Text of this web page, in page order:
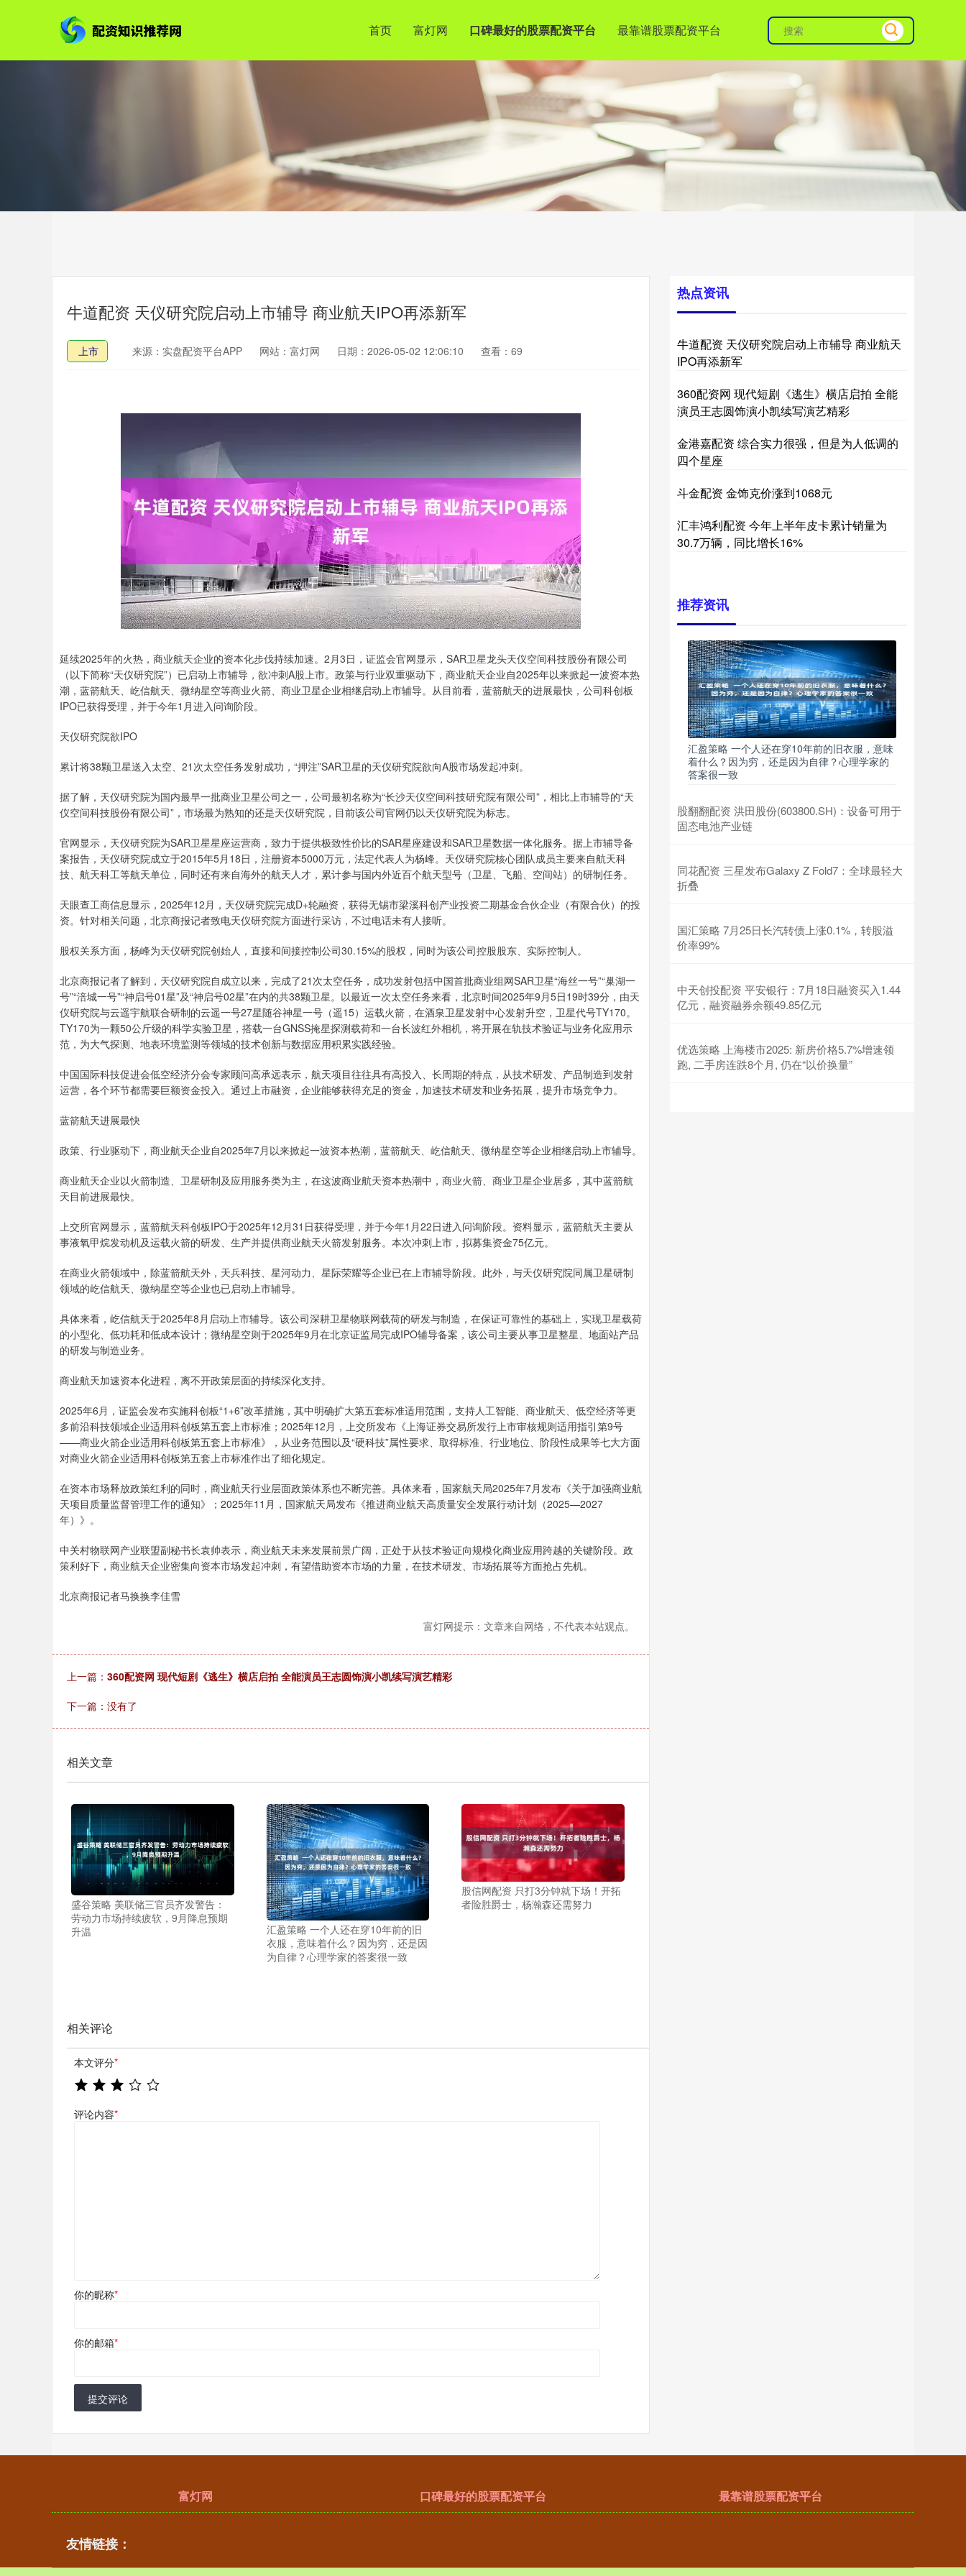
首页 富灯网 口碑最好的股票配资平台 最靠谱股票配资平台
牛道配资 天仪研究院启动上市辅导 商业航天IPO再添新军
上市 来源：实盘配资平台APP 网站：富灯网 日期：2026-05-02 12:06:10 查看：69
延续2025年的火热，商业航天企业的资本化步伐持续加速。2月3日，证监会官网显示，SAR卫星龙头天仪空间科技股份有限公司
（以下简称“天仪研究院”）已启动上市辅导，欲冲刺A股上市。政策与行业双重驱动下，商业航天企业自2025年以来掀起一波资本热
潮，蓝箭航天、屹信航天、微纳星空等商业火箭、商业卫星企业相继启动上市辅导。从目前看，蓝箭航天的进展最快，公司科创板
IPO已获得受理，并于今年1月进入问询阶段。
天仪研究院欲IPO
累计将38颗卫星送入太空、21次太空任务发射成功，“押注”SAR卫星的天仪研究院欲向A股市场发起冲刺。
据了解，天仪研究院为国内最早一批商业卫星公司之一，公司最初名称为“长沙天仪空间科技研究院有限公司”，相比上市辅导的“天
仪空间科技股份有限公司”，市场最为熟知的还是天仪研究院，目前该公司官网仍以天仪研究院为标志。
官网显示，天仪研究院为SAR卫星星座运营商，致力于提供极致性价比的SAR星座建设和SAR卫星数据一体化服务。据上市辅导备
案报告，天仪研究院成立于2015年5月18日，注册资本5000万元，法定代表人为杨峰。天仪研究院核心团队成员主要来自航天科
技、航天科工等航天单位，同时还有来自海外的航天人才，累计参与国内外近百个航天型号（卫星、飞船、空间站）的研制任务。
天眼查工商信息显示，2025年12月，天仪研究院完成D+轮融资，获得无锡市梁溪科创产业投资二期基金合伙企业（有限合伙）的投
资。针对相关问题，北京商报记者致电天仪研究院方面进行采访，不过电话未有人接听。
股权关系方面，杨峰为天仪研究院创始人，直接和间接控制公司30.15%的股权，同时为该公司控股股东、实际控制人。
北京商报记者了解到，天仪研究院自成立以来，完成了21次太空任务，成功发射包括中国首批商业组网SAR卫星“海丝一号”“巢湖一
号”“涪城一号”“神启号01星”及“神启号02星”在内的共38颗卫星。以最近一次太空任务来看，北京时间2025年9月5日19时39分，由天
仪研究院与云遥宇航联合研制的云遥一号27星随谷神星一号（遥15）运载火箭，在酒泉卫星发射中心发射升空，卫星代号TY170。
TY170为一颗50公斤级的科学实验卫星，搭载一台GNSS掩星探测载荷和一台长波红外相机，将开展在轨技术验证与业务化应用示
范，为大气探测、地表环境监测等领域的技术创新与数据应用积累实践经验。
中国国际科技促进会低空经济分会专家顾问高承远表示，航天项目往往具有高投入、长周期的特点，从技术研发、产品制造到发射
运营，各个环节都需要巨额资金投入。通过上市融资，企业能够获得充足的资金，加速技术研发和业务拓展，提升市场竞争力。
蓝箭航天进展最快
政策、行业驱动下，商业航天企业自2025年7月以来掀起一波资本热潮，蓝箭航天、屹信航天、微纳星空等企业相继启动上市辅导。
商业航天企业以火箭制造、卫星研制及应用服务类为主，在这波商业航天资本热潮中，商业火箭、商业卫星企业居多，其中蓝箭航
天目前进展最快。
上交所官网显示，蓝箭航天科创板IPO于2025年12月31日获得受理，并于今年1月22日进入问询阶段。资料显示，蓝箭航天主要从
事液氧甲烷发动机及运载火箭的研发、生产并提供商业航天火箭发射服务。本次冲刺上市，拟募集资金75亿元。
在商业火箭领域中，除蓝箭航天外，天兵科技、星河动力、星际荣耀等企业已在上市辅导阶段。此外，与天仪研究院同属卫星研制
领域的屹信航天、微纳星空等企业也已启动上市辅导。
具体来看，屹信航天于2025年8月启动上市辅导。该公司深耕卫星物联网载荷的研发与制造，在保证可靠性的基础上，实现卫星载荷
的小型化、低功耗和低成本设计；微纳星空则于2025年9月在北京证监局完成IPO辅导备案，该公司主要从事卫星整星、地面站产品
的研发与制造业务。
商业航天加速资本化进程，离不开政策层面的持续深化支持。
2025年6月，证监会发布实施科创板“1+6”改革措施，其中明确扩大第五套标准适用范围，支持人工智能、商业航天、低空经济等更
多前沿科技领域企业适用科创板第五套上市标准；2025年12月，上交所发布《上海证券交易所发行上市审核规则适用指引第9号
——商业火箭企业适用科创板第五套上市标准》，从业务范围以及“硬科技”属性要求、取得标准、行业地位、阶段性成果等七大方面
对商业火箭企业适用科创板第五套上市标准作出了细化规定。
在资本市场释放政策红利的同时，商业航天行业层面政策体系也不断完善。具体来看，国家航天局2025年7月发布《关于加强商业航
天项目质量监督管理工作的通知》；2025年11月，国家航天局发布《推进商业航天高质量安全发展行动计划（2025—2027
年）》。
中关村物联网产业联盟副秘书长袁帅表示，商业航天未来发展前景广阔，正处于从技术验证向规模化商业应用跨越的关键阶段。政
策利好下，商业航天企业密集向资本市场发起冲刺，有望借助资本市场的力量，在技术研发、市场拓展等方面抢占先机。
北京商报记者马换换李佳雪
富灯网提示：文章来自网络，不代表本站观点。
上一篇： 360配资网 现代短剧《逃生》横店启拍 全能演员王志圆饰演小凯续写演艺精彩
下一篇：没有了
相关文章
盛谷策略 美联储三官员齐发警告：
劳动力市场持续疲软，9月降息预期
升温
汇盈策略 一个人还在穿10年前的旧
衣服，意味着什么？因为穷，还是因
为自律？心理学家的答案很一致
股信网配资 只打3分钟就下场！开拓
者险胜爵士，杨瀚森还需努力
相关评论
本文评分*
评论内容*
你的昵称*
你的邮箱*
提交评论
热点资讯
牛道配资 天仪研究院启动上市辅导 商业航天
IPO再添新军
360配资网 现代短剧《逃生》横店启拍 全能
演员王志圆饰演小凯续写演艺精彩
金港嘉配资 综合实力很强，但是为人低调的
四个星座
斗金配资 金饰克价涨到1068元
汇丰鸿利配资 今年上半年皮卡累计销量为
30.7万辆，同比增长16%
推荐资讯
汇盈策略 一个人还在穿10年前的旧衣服，意味
着什么？因为穷，还是因为自律？心理学家的
答案很一致
股翻翻配资 洪田股份(603800.SH)：设备可用于
固态电池产业链
同花配资 三星发布Galaxy Z Fold7：全球最轻大
折叠
国汇策略 7月25日长汽转债上涨0.1%，转股溢
价率99%
中天创投配资 平安银行：7月18日融资买入1.44
亿元，融资融券余额49.85亿元
优选策略 上海楼市2025: 新房价格5.7%增速领
跑, 二手房连跌8个月, 仍在“以价换量”
富灯网 口碑最好的股票配资平台 最靠谱股票配资平台
友情链接：